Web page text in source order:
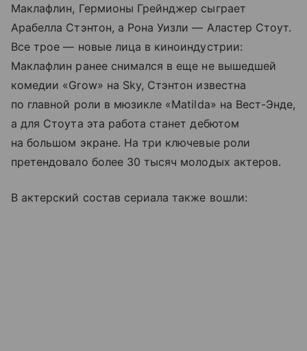
Маклафлин, Гермионы Грейнджер сыграет
Арабелла Стэнтон, а Рона Уизли — Аластер Стоут.
Все трое — новые лица в киноиндустрии:
Маклафлин ранее снимался в еще не вышедшей
комедии «Grow» на Sky, Стэнтон известна
по главной роли в мюзикле «Matilda» на Вест-Энде,
а для Стоута эта работа станет дебютом
на большом экране. На три ключевые роли
претендовало более 30 тысяч молодых актеров.
В актерский состав сериала также вошли: